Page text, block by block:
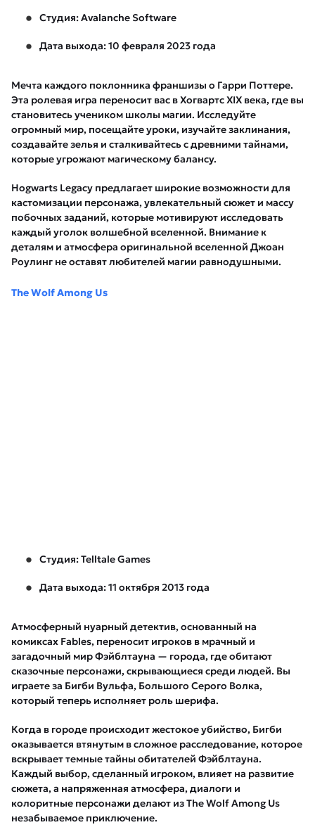
Студия: Avalanche Software
Дата выхода: 10 февраля 2023 года
Мечта каждого поклонника франшизы о Гарри Поттере.
Эта ролевая игра переносит вас в Хогвартс XIX века, где вы
становитесь учеником школы магии. Исследуйте
огромный мир, посещайте уроки, изучайте заклинания,
создавайте зелья и сталкивайтесь с древними тайнами,
которые угрожают магическому балансу.
Hogwarts Legacy предлагает широкие возможности для
кастомизации персонажа, увлекательный сюжет и массу
побочных заданий, которые мотивируют исследовать
каждый уголок волшебной вселенной. Внимание к
деталям и атмосфера оригинальной вселенной Джоан
Роулинг не оставят любителей магии равнодушными.
The Wolf Among Us
Студия: Telltale Games
Дата выхода: 11 октября 2013 года
Атмосферный нуарный детектив, основанный на
комиксах Fables, переносит игроков в мрачный и
загадочный мир Фэйблтауна — города, где обитают
сказочные персонажи, скрывающиеся среди людей. Вы
играете за Бигби Вульфа, Большого Серого Волка,
который теперь исполняет роль шерифа.
Когда в городе происходит жестокое убийство, Бигби
оказывается втянутым в сложное расследование, которое
вскрывает темные тайны обитателей Фэйблтауна.
Каждый выбор, сделанный игроком, влияет на развитие
сюжета, а напряженная атмосфера, диалоги и
колоритные персонажи делают из The Wolf Among Us
незабываемое приключение.